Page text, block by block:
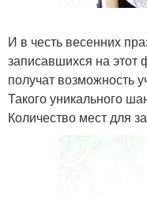
И в честь весенних
записавшихся на этот
получат возможность
Такого уникального
Количество мест для